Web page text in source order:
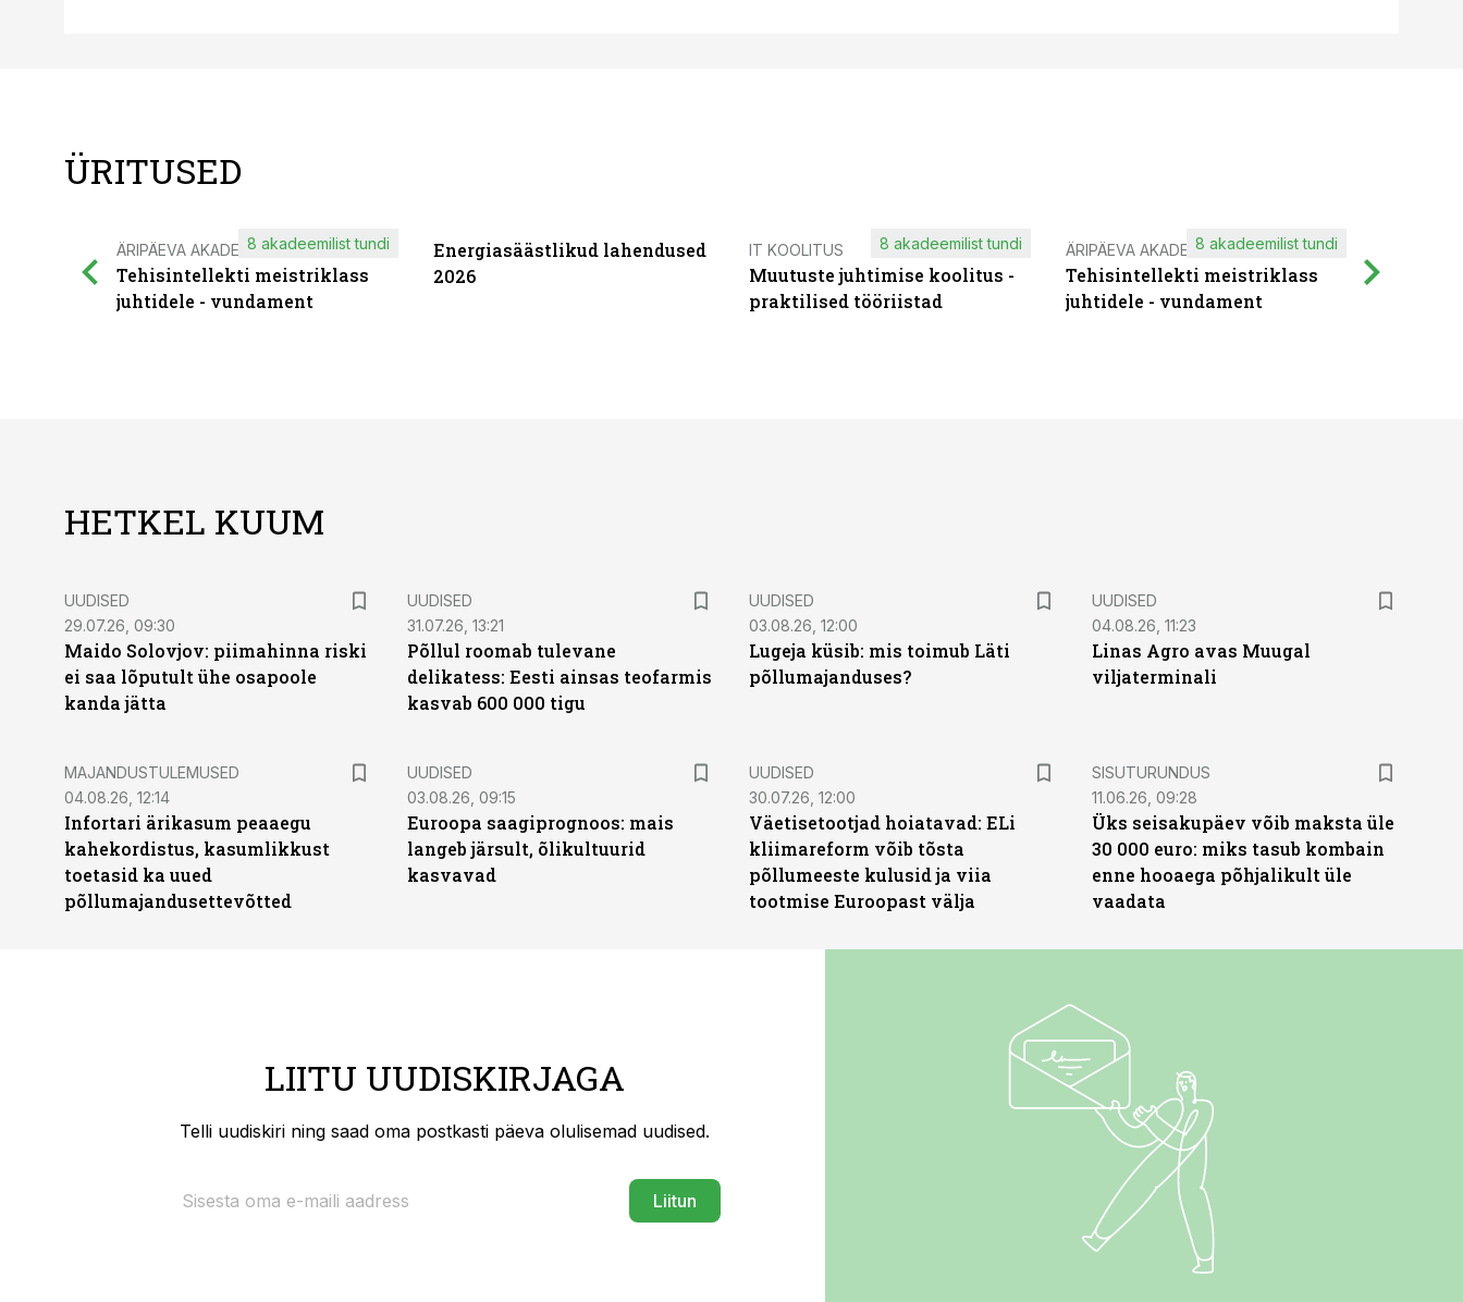
ÜRITUSED
ÄRIPÄEVA AKADEEMIA
Tehisintellekti meistriklass
juhtidele - vundament
8 akadeemilist tundi
Energiasäästlikud lahendused
2026
IT KOOLITUS
Muutuste juhtimise koolitus -
praktilised tööriistad
8 akadeemilist tundi ÄRIPÄEVA AKADEEMIA
Tehisintellekti meistriklass
juhtidele - vundament
8 akadeemilist tundi
HETKEL KUUM
UUDISED
29.07.26, 09:30
Maido Solovjov: piimahinna riski
ei saa lõputult ühe osapoole
kanda jätta
UUDISED
31.07.26, 13:21
Põllul roomab tulevane
delikatess: Eesti ainsas teofarmis
kasvab 600 000 tigu
UUDISED
03.08.26, 12:00
Lugeja küsib: mis toimub Läti
põllumajanduses?
UUDISED
04.08.26, 11:23
Linas Agro avas Muugal
viljaterminali
MAJANDUSTULEMUSED
04.08.26, 12:14
Infortari ärikasum peaaegu
kahekordistus, kasumlikkust
toetasid ka uued
põllumajandusettevõtted
UUDISED
03.08.26, 09:15
Euroopa saagiprognoos: mais
langeb järsult, õlikultuurid
kasvavad
UUDISED
30.07.26, 12:00
Väetisetootjad hoiatavad: ELi
kliimareform võib tõsta
põllumeeste kulusid ja viia
tootmise Euroopast välja
ST
SISUTURUNDUS
11.06.26, 09:28
Üks seisakupäev võib maksta üle
30 000 euro: miks tasub kombain
enne hooaega põhjalikult üle
vaadata
LIITU UUDISKIRJAGA
Telli uudiskiri ning saad oma postkasti päeva olulisemad uudised.
Liitun